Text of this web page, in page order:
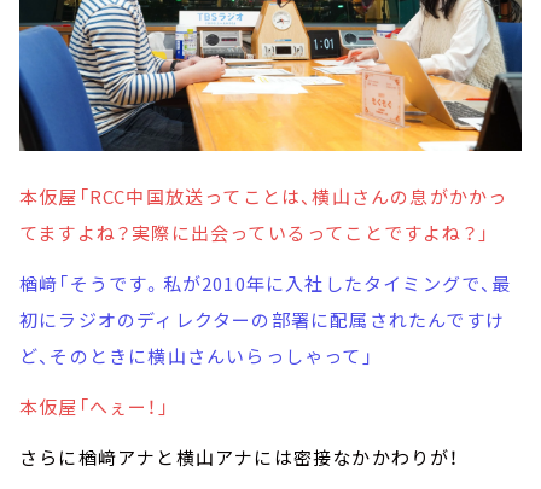
本仮屋「RCC中国放送ってことは、横山さんの息がかかっ
てますよね？実際に出会っているってことですよね？」
楢﨑「そうです。私が2010年に入社したタイミングで、最
初にラジオのディレクターの部署に配属されたんですけ
ど、そのときに横山さんいらっしゃって」
本仮屋「へぇー！」
さらに楢﨑アナと横山アナには密接なかかわりが！